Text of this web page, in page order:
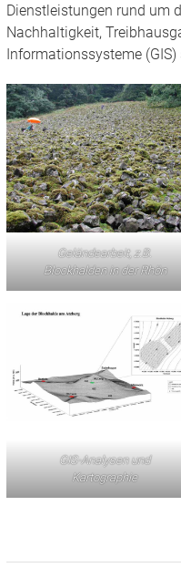
Dienstleistungen rund um
Nachhaltigkeit,
Informationssysteme
Geländearbeit, z.B.
Blockhalden in der Rhön
GIS-Analysen und
Kartographie